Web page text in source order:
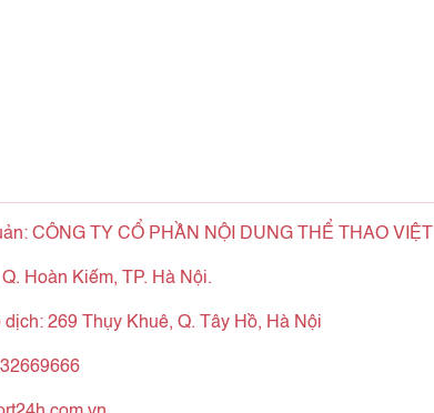
CÔNG TY CỔ PHẦN NỘI DUNG THỂ THAO VIỆT
Hoàn Kiếm, TP. Hà Nội.
269 Thụy Khuê, Q. Tây Hồ, Hà Nội